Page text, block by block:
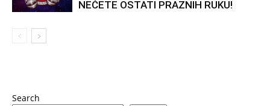
NEĆETE OSTATI PRAZNIH RUKU!
Search